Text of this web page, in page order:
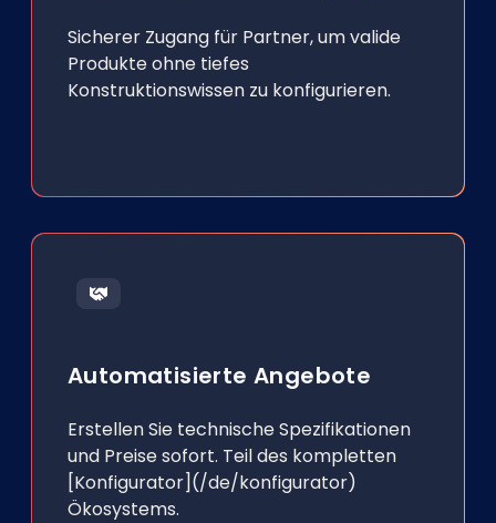
Sicherer Zugang für Partner, um valide
Produkte ohne tiefes
Konstruktionswissen zu konfigurieren.
Automatisierte Angebote
Erstellen Sie technische Spezifikationen
und Preise sofort. Teil des kompletten
[Konfigurator](/de/konfigurator)
Ökosystems.